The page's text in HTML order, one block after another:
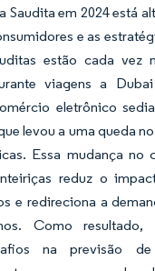
Saudita em 2024 está
e as
estão cada vez
viagens a
eletrônico
levou a uma queda
Essa mudança no
reduz o
e redireciona a
Como resultado,
na previsão